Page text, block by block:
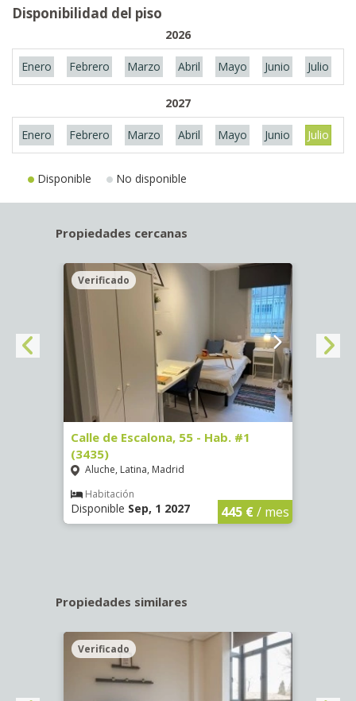
Disponibilidad del piso
2026
Enero Febrero Marzo Abril Mayo Junio Julio
2027
Enero Febrero Marzo Abril Mayo Junio Julio
Disponible No disponible
Propiedades cercanas
Verificado
Calle de Escalona, 55 - Hab. #1
(3435)
Aluche, Latina, Madrid
Habitación
Disponible Sep, 1 2027 445 €/ mes
Propiedades similares
Verificado